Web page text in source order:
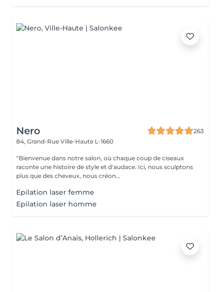
Nero
263
84, Grand-Rue Ville-Haute L-1660
"Bienvenue dans notre salon, où chaque coup de ciseaux
raconte une histoire de style et d'audace. Ici, nous sculptons
plus que des cheveux, nous créon...
Epilation laser femme
Epilation laser homme